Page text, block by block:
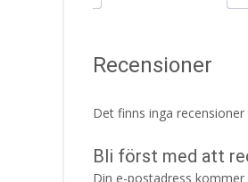
Recensioner
Det finns inga recensioner
Bli först med att
Din e-postadress kommer